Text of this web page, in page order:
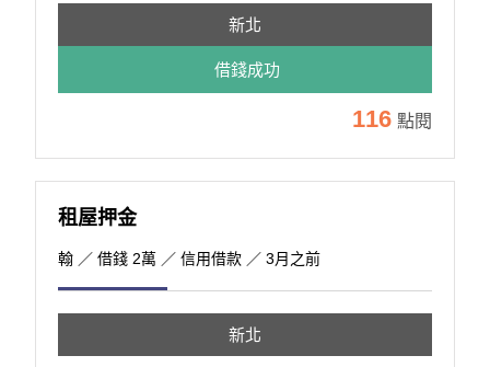
新北
借錢成功
116 點閱
租屋押金
翰 ／ 借錢 2萬 ／ 信用借款 ／ 3月之前
新北